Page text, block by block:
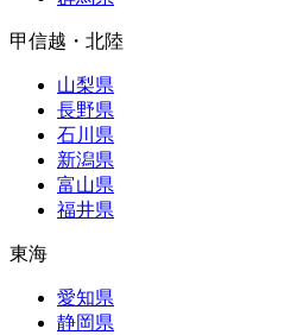
甲信越・北陸
山梨県
長野県
石川県
新潟県
富山県
福井県
東海
愛知県
静岡県